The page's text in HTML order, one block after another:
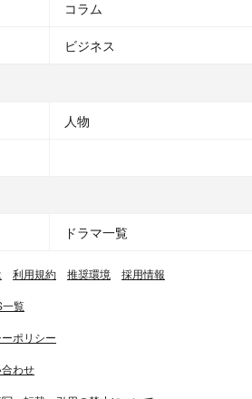
コラム
ビジネス
人物
ドラマ一覧
利用規約 推奨環境 採用情報
一覧
ポリシー
わせ